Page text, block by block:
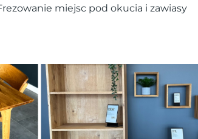
miejsc pod okucia i zawiasy